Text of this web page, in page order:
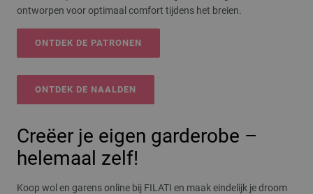
ontworpen voor optimaal comfort tijdens het breien.
ONTDEK DE PATRONEN
ONTDEK DE NAALDEN
Creëer je eigen garderobe –
helemaal zelf!
Koop wol en garens online bij FILATI en maak eindelijk je droom